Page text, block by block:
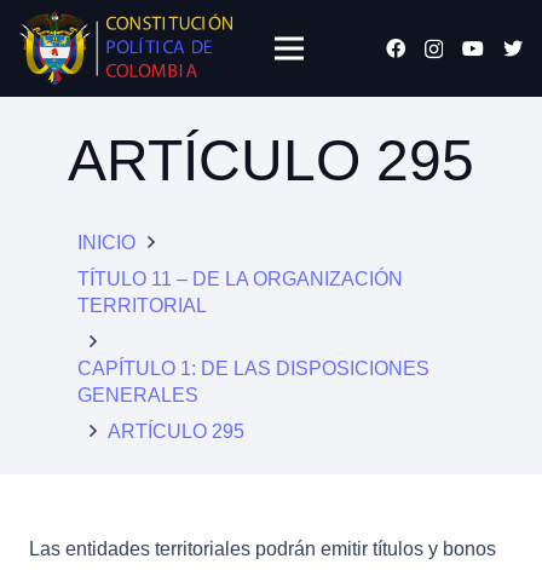
ARTÍCULO 295
INICIO
TÍTULO 11 – DE LA ORGANIZACIÓN
TERRITORIAL
CAPÍTULO 1: DE LAS DISPOSICIONES
GENERALES
ARTÍCULO 295
Las entidades territoriales podrán emitir títulos y bonos